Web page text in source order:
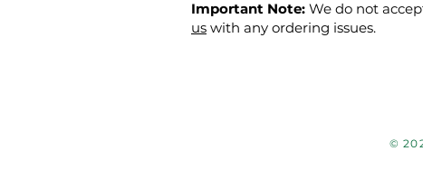
Important Note: We do not
us with any ordering issues.
©